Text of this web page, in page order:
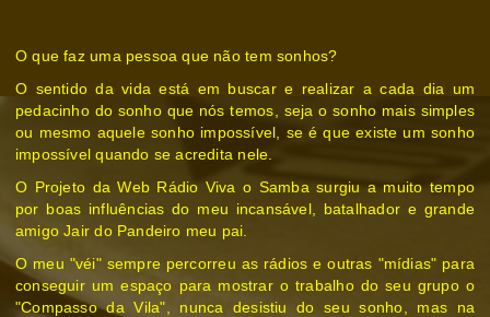
O que faz uma pessoa que não tem sonhos?
O sentido da vida está em buscar e realizar a cada dia um
pedacinho do sonho que nós temos, seja o sonho mais simples
ou mesmo aquele sonho impossível, se é que existe um sonho
impossível quando se acredita nele.
O Projeto da Web Rádio Viva o Samba surgiu a muito tempo
por boas influências do meu incansável, batalhador e grande
amigo Jair do Pandeiro meu pai.
O meu "véi" sempre percorreu as rádios e outras "mídias" para
conseguir um espaço para mostrar o trabalho do seu grupo o
"Compasso da Vila", nunca desistiu do seu sonho, mas na